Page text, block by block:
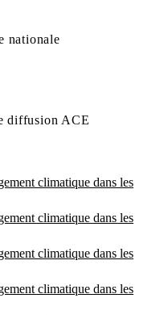
nationale
diffusion ACE
climatique dans les
climatique dans les
climatique dans les
climatique dans les